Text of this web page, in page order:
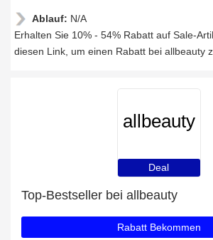
Ablauf: N/A
Erhalten Sie 10% - 54% Rabatt auf Sale-
diesen Link, um einen Rabatt bei allbeauty
allbeauty
Deal
Top-Bestseller bei allbeauty
Rabatt Bekommen